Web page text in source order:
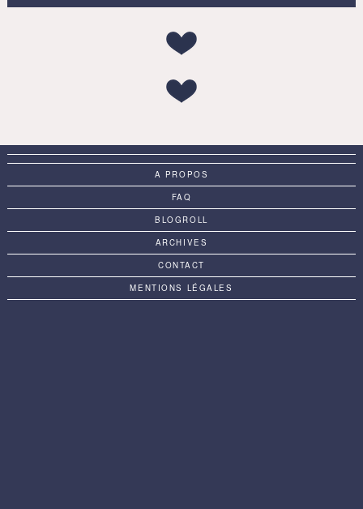
A PROPOS
FAQ
BLOGROLL
ARCHIVES
CONTACT
MENTIONS LÉGALES